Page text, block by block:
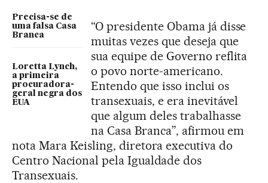
Precisa-se de
uma falsa Casa
Branca
Loretta Lynch,
a primeira
procuradora-
geral negra dos
EUA
“O presidente Obama já disse
muitas vezes que deseja que
sua equipe de Governo reflita
o povo norte-americano.
Entendo que isso inclui os
transexuais, e era inevitável
que algum deles trabalhasse
na Casa Branca”, afirmou em
nota Mara Keisling, diretora executiva do
Centro Nacional pela Igualdade dos
Transexuais.